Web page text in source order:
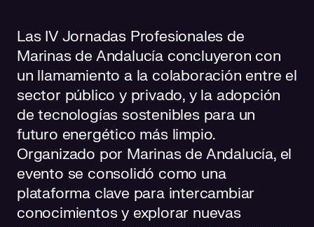
Las IV Jornadas Profesionales de
Marinas de Andalucía concluyeron con
un llamamiento a la colaboración entre el
sector público y privado, y la adopción
de tecnologías sostenibles para un
futuro energético más limpio.
Organizado por Marinas de Andalucía, el
evento se consolidó como una
plataforma clave para intercambiar
conocimientos y explorar nuevas